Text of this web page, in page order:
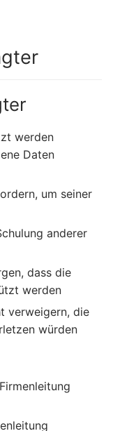
werden
Daten
um seiner
anderer
dass die
werden
verweigern, die
würden